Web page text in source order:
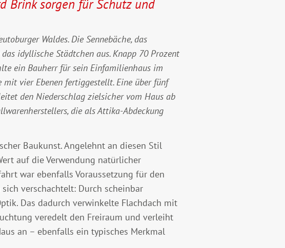
Brink sorgen für Schutz und
Waldes. Die Sennebäche, das
idyllische Städtchen aus. Knapp 70 Prozent
ein Bauherr für sein Einfamilienhaus im
vier Ebenen fertiggestellt. Eine über fünf
den Niederschlag zielsicher vom Haus ab
die als Attika-Abdeckung
Baukunst. Angelehnt an diesen Stil
auf die Verwendung natürlicher
war ebenfalls Voraussetzung für den
verschachtelt: Durch scheinbar
Das dadurch verwinkelte Flachdach mit
veredelt den Freiraum und verleiht
an – ebenfalls ein typisches Merkmal